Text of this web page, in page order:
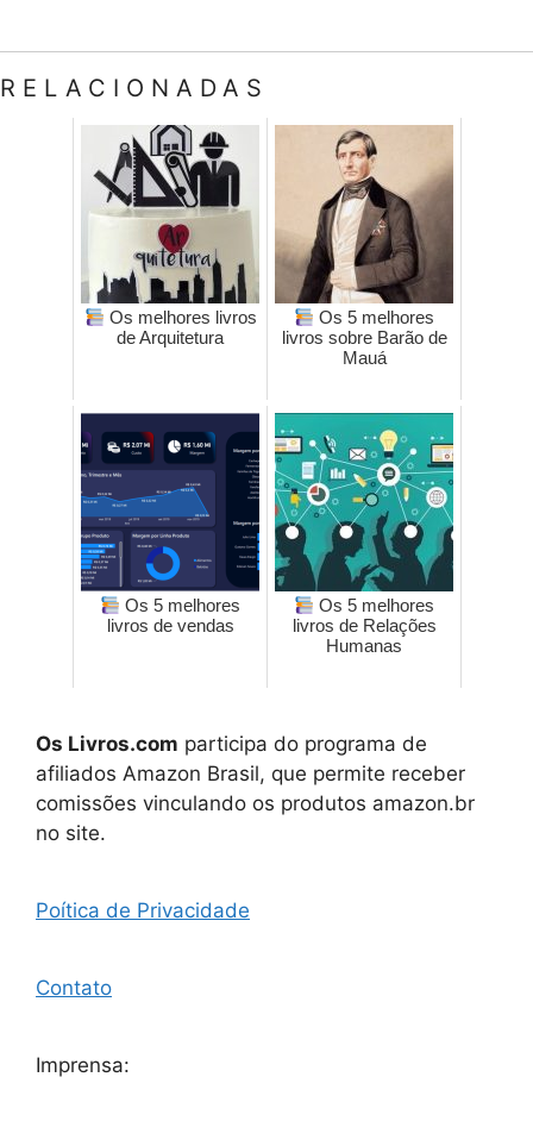
RELACIONADAS
Os melhores livros
de Arquitetura
Os 5 melhores
livros sobre Barão de
Mauá
Os 5 melhores
livros de vendas
Os 5 melhores
livros de Relações
Humanas
Os Livros.com participa do programa de
afiliados Amazon Brasil, que permite receber
comissões vinculando os produtos amazon.br
no site.
Poítica de Privacidade
Contato
Imprensa: